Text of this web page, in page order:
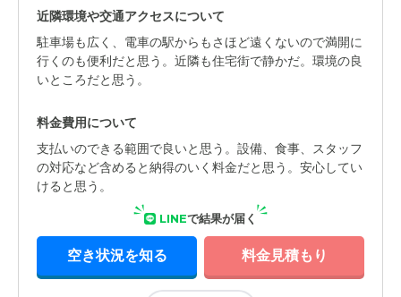
近隣環境や交通アクセスについて
駐車場も広く、電車の駅からもさほど遠くないので満開に
行くのも便利だと思う。近隣も住宅街で静かだ。環境の良
いところだと思う。
料金費用について
支払いのできる範囲で良いと思う。設備、食事、スタッフ
の対応など含めると納得のいく料金だと思う。安心してい
けると思う。
LINEで結果が届く
空き状況を知る 料金見積もり